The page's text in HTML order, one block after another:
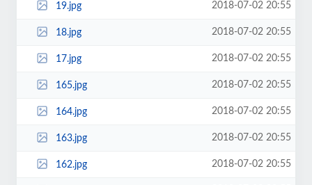
19.jpg 2018-07-02 20:55
18.jpg 2018-07-02 20:55
17.jpg 2018-07-02 20:55
165.jpg 2018-07-02 20:55
164.jpg 2018-07-02 20:55
163.jpg 2018-07-02 20:55
162.jpg 2018-07-02 20:55